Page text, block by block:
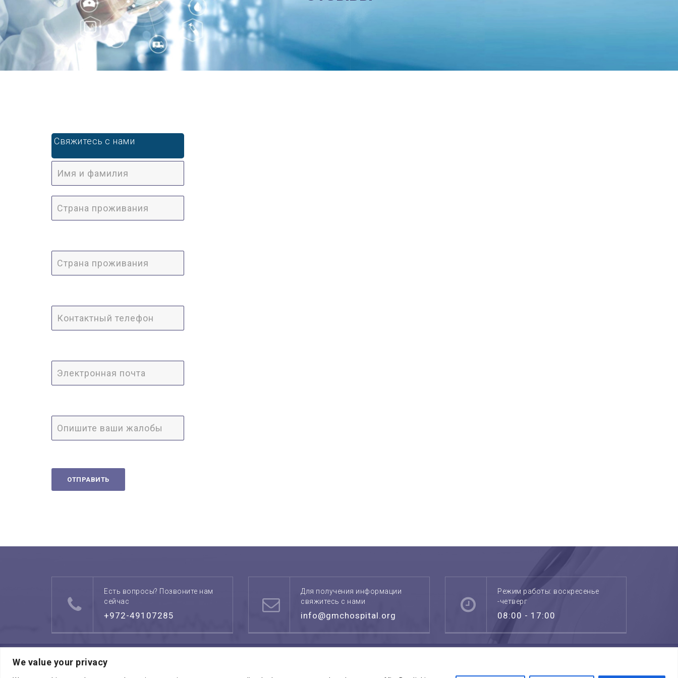
We value your privacy
Свяжитесь с нами
Есть вопросы? Позвоните нам
сейчас
+972-49107285
Для получения информации
свяжитесь с нами
info@gmchospital.org
Режим работы: воскресенье
-четверг
08:00 - 17:00
Копирайт © 2026